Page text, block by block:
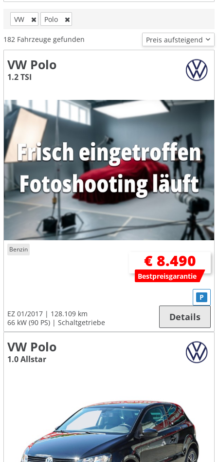
VW Polo
182 Fahrzeuge gefunden
VW Polo
1.2 TSI
Benzin
€ 8.490
Bestpreisgarantie
EZ 01/2017
128.109 km
66 kW (90 PS)
Schaltgetriebe
P
Details
VW Polo
1.0 Allstar